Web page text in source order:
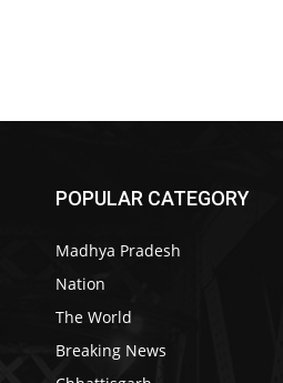
POPULAR CATEGORY
Madhya Pradesh
Nation
The World
Breaking News